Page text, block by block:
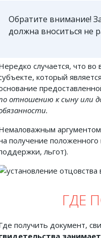
Обратите внимание!
должна вноситься не
случается, что
который
отношению к сыну или
аргументом
получение
льгот).
ГДЕ
получить документ,